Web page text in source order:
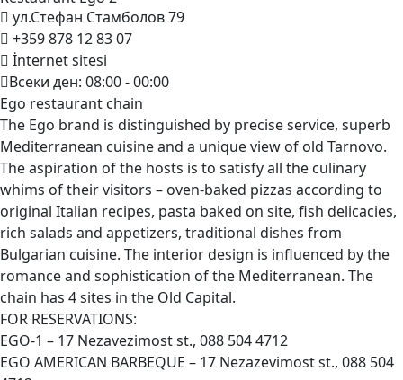
ул.Стефан Стамболов 79
+359 878 12 83 07
İnternet sitesi
Всеки ден: 08:00 - 00:00
Ego restaurant chain
The Ego brand is distinguished by precise service, superb
Mediterranean cuisine and a unique view of old Tarnovo.
The aspiration of the hosts is to satisfy all the culinary
whims of their visitors – oven-baked pizzas according to
original Italian recipes, pasta baked on site, fish delicacies,
rich salads and appetizers, traditional dishes from
Bulgarian cuisine. The interior design is influenced by the
romance and sophistication of the Mediterranean. The
chain has 4 sites in the Old Capital.
FOR RESERVATIONS:
EGO-1 – 17 Nezavezimost st., 088 504 4712
EGO AMERICAN BARBEQUE – 17 Nezazevimost st., 088 504